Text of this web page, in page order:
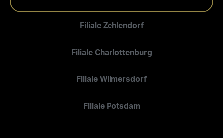
Filiale Zehlendorf
Filiale Charlottenburg
Filiale Wilmersdorf
Filiale Potsdam